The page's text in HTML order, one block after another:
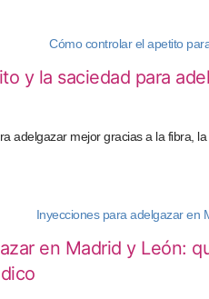
y la saciedad para
adelgazar mejor gracias a la fibra,
en Madrid y León: